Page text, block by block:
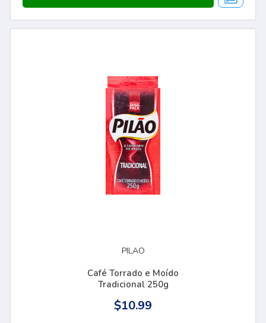
PILAO
Café Torrado e Moído
Tradicional 250g
$10.99